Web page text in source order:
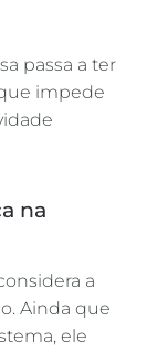
passa a ter
impede
na
a
Ainda que
ele